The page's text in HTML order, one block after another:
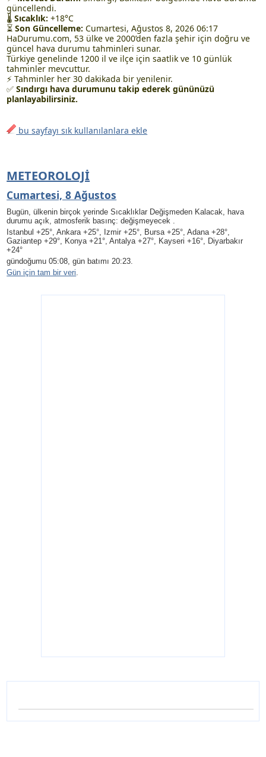
güncellendi.
🌡Sıcaklık: +18°C
⏳Son Güncelleme: Cumartesi, Ağustos 8, 2026 06:17
HaDurumu.com, 53 ülke ve 2000’den fazla şehir için doğru ve
güncel hava durumu tahminleri sunar.
Türkiye genelinde 1200 il ve ilçe için saatlik ve 10 günlük
tahminler mevcuttur.
⚡ Tahminler her 30 dakikada bir yenilenir.
✅Sındırgı hava durumunu takip ederek gününüzü
planlayabilirsiniz.
bu sayfayı sık kullanılanlara ekle
METEOROLOJI
Cumartesi, 8 Ağustos
Bugün, ülkenin birçok yerinde Sıcaklıklar Değişmeden Kalacak, hava
durumu açık, atmosferik basınç: değişmeyecek .
Istanbul +25°, Ankara +25°, Izmir +25°, Bursa +25°, Adana +28°,
Gaziantep +29°, Konya +21°, Antalya +27°, Kayseri +16°, Diyarbakır
+24°
gündoğumu 05:08, gün batımı 20:23.
Gün için tam bir veri.